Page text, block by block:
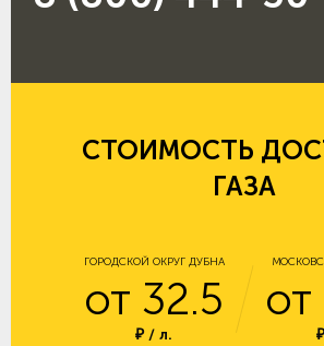
СТОИМОСТЬ
ГАЗА
ГОРОДСКОЙ ОКРУГ ДУБНА
от 32.5
₽ / л.
от